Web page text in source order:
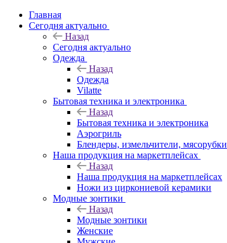
Главная
Сегодня актуально
Назад
Сегодня актуально
Одежда
Назад
Одежда
Vilatte
Бытовая техника и электроника
Назад
Бытовая техника и электроника
Аэрогриль
Блендеры, измельчители, мясорубки
Наша продукция на маркетплейсах
Назад
Наша продукция на маркетплейсах
Ножи из циркониевой керамики
Модные зонтики
Назад
Модные зонтики
Женские